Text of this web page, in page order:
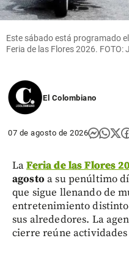
Este sábado está programado
Feria de las Flores 2026. FOTO:
El Colombiano
07 de agosto de 2026
LaFeria de las Flores
agosto a su penúltimo
que sigue llenando de
entretenimiento
sus alrededores. La
cierre reúne